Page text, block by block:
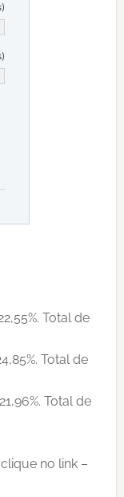
Total de
Total de
Total de
no link –